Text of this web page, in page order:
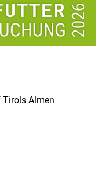
Tirols Almen